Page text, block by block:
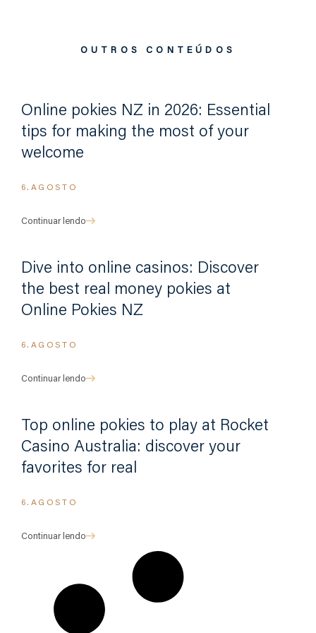
OUTROS CONTEÚDOS
Online pokies NZ in 2026: Essential
tips for making the most of your
welcome
6.AGOSTO
Continuar lendo
Dive into online casinos: Discover
the best real money pokies at
Online Pokies NZ
6.AGOSTO
Continuar lendo
Top online pokies to play at Rocket
Casino Australia: discover your
favorites for real
6.AGOSTO
Continuar lendo